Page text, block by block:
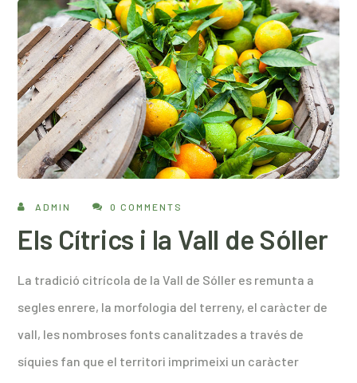
ADMIN 0 COMMENTS
Els Cítrics i la Vall de Sóller
La tradició citrícola de la Vall de Sóller es remunta a
segles enrere, la morfologia del terreny, el caràcter de
vall, les nombroses fonts canalitzades a través de
síquies fan que el territori imprimeixi un caràcter